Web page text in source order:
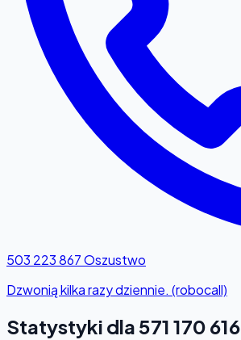
503 223 867Oszustwo
Dzwonią kilka razy dziennie. (robocall)
Statystyki dla 571 170 616